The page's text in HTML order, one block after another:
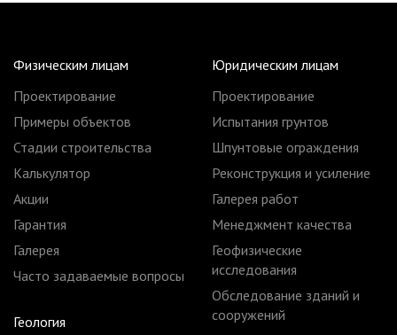
Физическим лицам
Проектирование
Примеры объектов
Стадии строительства
Калькулятор
Акции
Гарантия
Галерея
Часто задаваемые вопросы
Геология
Юридическим лицам
Проектирование
Испытания грунтов
Шпунтовые ограждения
Реконструкция и усиление
Галерея работ
Менеджмент качества
Геофизические
исследования
Обследование зданий и
сооружений